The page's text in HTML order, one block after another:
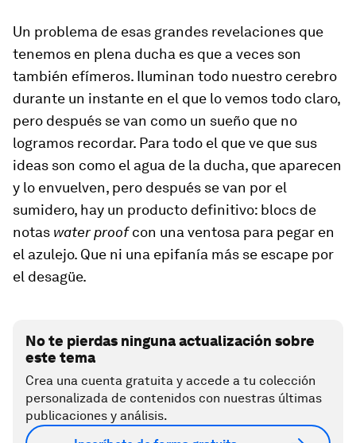
Un problema de esas grandes revelaciones que
tenemos en plena ducha es que a veces son
también efímeros. Iluminan todo nuestro cerebro
durante un instante en el que lo vemos todo claro,
pero después se van como un sueño que no
logramos recordar. Para todo el que ve que sus
ideas son como el agua de la ducha, que aparecen
y lo envuelven, pero después se van por el
sumidero, hay un producto definitivo: blocs de
notas water proofcon una ventosa para pegar en
el azulejo. Que ni una epifanía más se escape por
el desagüe.
No te pierdas ninguna actualización sobre
este tema
Crea una cuenta gratuita y accede a tu colección
personalizada de contenidos con nuestras últimas
publicaciones y análisis.